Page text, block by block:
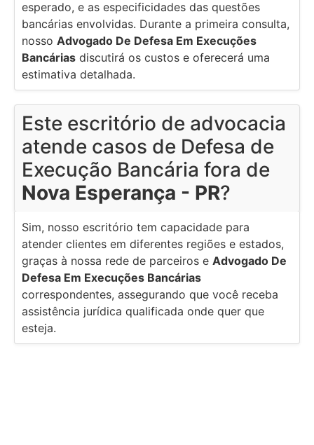
esperado, e as especificidades das questões
bancárias envolvidas. Durante a primeira consulta,
nosso Advogado De Defesa Em Execuções
Bancárias discutirá os custos e oferecerá uma
estimativa detalhada.
Este escritório de advocacia
atende casos de Defesa de
Execução Bancária fora de
Nova Esperança - PR?
Sim, nosso escritório tem capacidade para
atender clientes em diferentes regiões e estados,
graças à nossa rede de parceiros e Advogado De
Defesa Em Execuções Bancárias
correspondentes, assegurando que você receba
assistência jurídica qualificada onde quer que
esteja.